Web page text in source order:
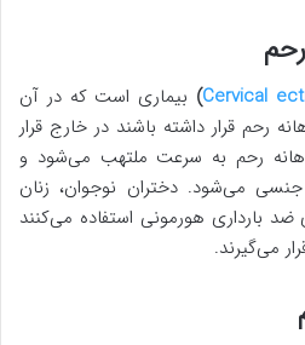
Cervical
) بیماری است که در آن
رحم قرار داشته باشند در خارج قرار
رحم به سرعت ملتهب می‌شود و
می‌شود. دختران نوجوان، زنان
بارداری هورمونی استفاده می‌کنند
می‌گیرند.